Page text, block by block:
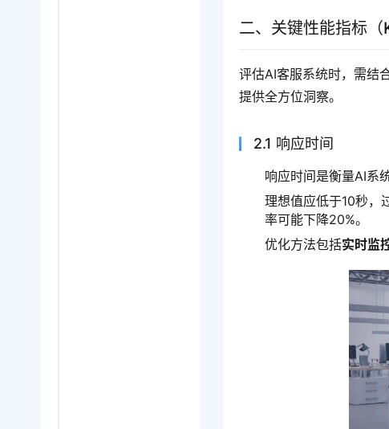
二、关键性能指标（
评估AI客服系统时，需结
提供全方位洞察。
2.1 响应时间
响应时间是衡量AI系
理想值应低于10秒，
率可能下降20%。
优化方法包括实时监